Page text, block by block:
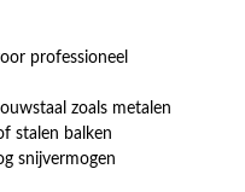
professioneel
zoals metalen
stalen balken
snijvermogen